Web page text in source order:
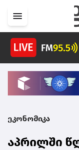
ეკონომიკა
აპრილში